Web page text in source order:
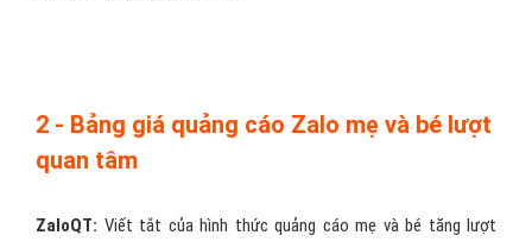
2 - Bảng giá quảng cáo Zalo mẹ và bé lượt
quan tâm
ZaloQT: Viết tắt của hình thức quảng cáo mẹ và bé tăng lượt